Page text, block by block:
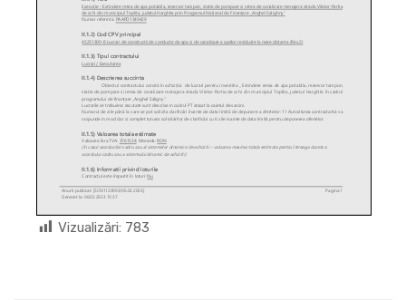
Vizualizări: 783